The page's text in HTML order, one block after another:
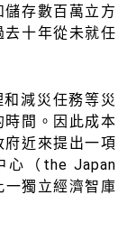
存數百萬立方
十年從未就任
減災任務等災
間。因此成本
近來提出一項
心（the Japan
獨立經濟智庫